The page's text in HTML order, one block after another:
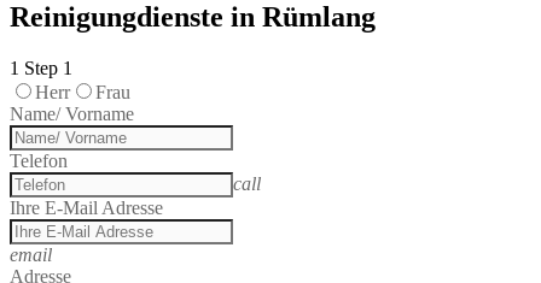
Reinigungdienste in Rümlang
1 Step 1
Herr
Frau
Name/ Vorname
Telefon
call
Ihre E-Mail Adresse
email
Adresse